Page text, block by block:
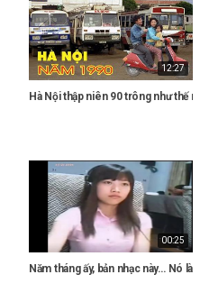
12:27
Hà Nội thập niên 90 trông như thế
00:25
Năm tháng ấy, bản nhạc này… Nó